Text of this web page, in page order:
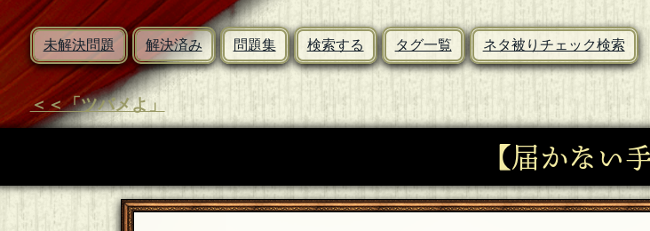
未解決問題 解決済み 問題集 検索する タグ一覧 ネタ被りチェック検索
＜＜「ツバメよ」
【届かない